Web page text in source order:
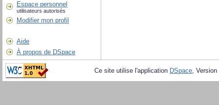
Espace personnel
utilisateurs autorisés
Modifier mon profil
Aide
À propos de DSpace
Ce site utilise l'application DSpace,